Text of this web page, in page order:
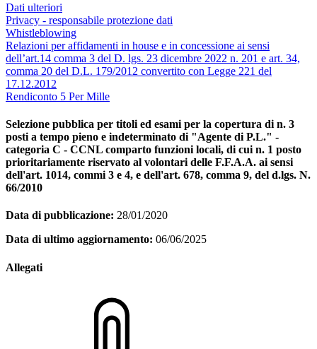
Dati ulteriori
Privacy - responsabile protezione dati
Whistleblowing
Relazioni per affidamenti in house e in concessione ai sensi
dell’art.14 comma 3 del D. lgs. 23 dicembre 2022 n. 201 e art. 34,
comma 20 del D.L. 179/2012 convertito con Legge 221 del
17.12.2012
Rendiconto 5 Per Mille
Selezione pubblica per titoli ed esami per la copertura di n. 3
posti a tempo pieno e indeterminato di "Agente di P.L." -
categoria C - CCNL comparto funzioni locali, di cui n. 1 posto
prioritariamente riservato al volontari delle F.F.A.A. ai sensi
dell'art. 1014, commi 3 e 4, e dell'art. 678, comma 9, del d.lgs. N.
66/2010
Data di pubblicazione: 28/01/2020
Data di ultimo aggiornamento: 06/06/2025
Allegati